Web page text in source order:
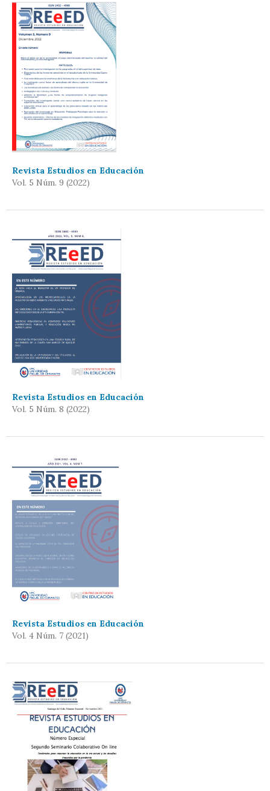
Revista Estudios en Educación
Vol. 5 Núm. 9 (2022)
Revista Estudios en Educación
Vol. 5 Núm. 8 (2022)
Revista Estudios en Educación
Vol. 4 Núm. 7 (2021)